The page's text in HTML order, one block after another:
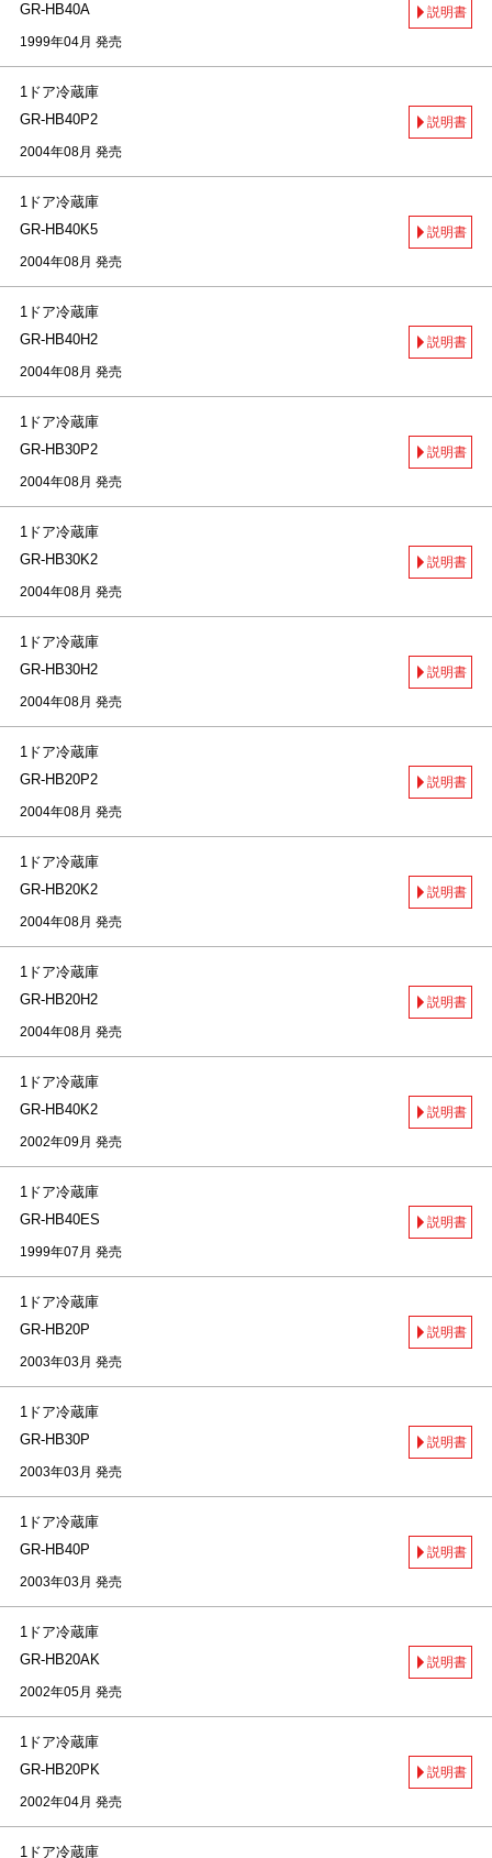
GR-HB40A
1999年04月 発売
説明書
1ドア冷蔵庫
GR-HB40P2
2004年08月 発売
説明書
1ドア冷蔵庫
GR-HB40K5
2004年08月 発売
説明書
1ドア冷蔵庫
GR-HB40H2
2004年08月 発売
説明書
1ドア冷蔵庫
GR-HB30P2
2004年08月 発売
説明書
1ドア冷蔵庫
GR-HB30K2
2004年08月 発売
説明書
1ドア冷蔵庫
GR-HB30H2
2004年08月 発売
説明書
1ドア冷蔵庫
GR-HB20P2
2004年08月 発売
説明書
1ドア冷蔵庫
GR-HB20K2
2004年08月 発売
説明書
1ドア冷蔵庫
GR-HB20H2
2004年08月 発売
説明書
1ドア冷蔵庫
GR-HB40K2
2002年09月 発売
説明書
1ドア冷蔵庫
GR-HB40ES
1999年07月 発売
説明書
1ドア冷蔵庫
GR-HB20P
2003年03月 発売
説明書
1ドア冷蔵庫
GR-HB30P
2003年03月 発売
説明書
1ドア冷蔵庫
GR-HB40P
2003年03月 発売
説明書
1ドア冷蔵庫
GR-HB20AK
2002年05月 発売
説明書
1ドア冷蔵庫
GR-HB20PK
2002年04月 発売
説明書
1ドア冷蔵庫